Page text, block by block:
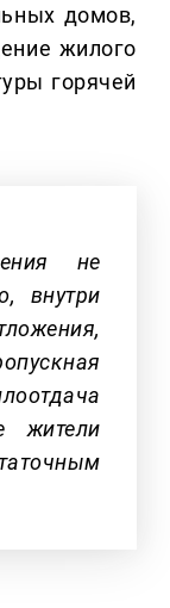
домов,
жилого
горячей
не
внутри
жители